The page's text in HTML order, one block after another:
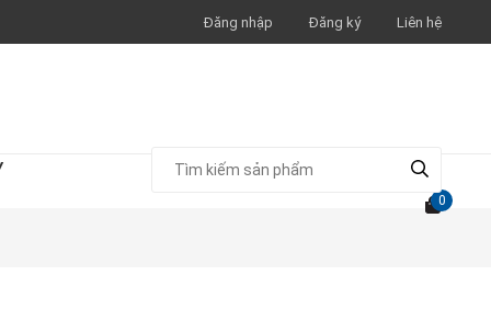
Đăng nhập Đăng ký Liên hệ
0